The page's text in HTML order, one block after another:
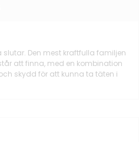
Den mest kraftfulla familjen
att finna, med en kombination
skydd för att kunna ta täten i